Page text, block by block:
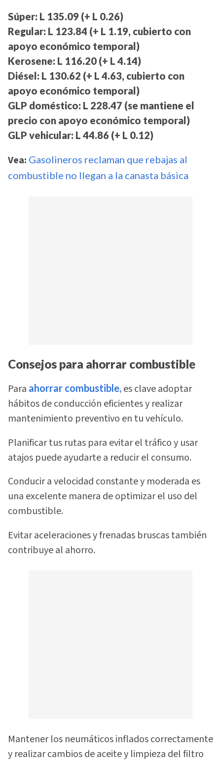
Súper: L 135.09 (+ L 0.26)
Regular: L 123.84 (+ L 1.19, cubierto con
apoyo económico temporal)
Kerosene: L 116.20 (+ L 4.14)
Diésel: L 130.62 (+ L 4.63, cubierto con
apoyo económico temporal)
GLP doméstico: L 228.47 (se mantiene el
precio con apoyo económico temporal)
GLP vehicular: L 44.86 (+ L 0.12)
Vea: Gasolineros reclaman que rebajas al
combustible no llegan a la canasta básica
Consejos para ahorrar combustible
Para ahorrar combustible, es clave adoptar
hábitos de conducción eficientes y realizar
mantenimiento preventivo en tu vehículo.
Planificar tus rutas para evitar el tráfico y usar
atajos puede ayudarte a reducir el consumo.
Conducir a velocidad constante y moderada es
una excelente manera de optimizar el uso del
combustible.
Evitar aceleraciones y frenadas bruscas también
contribuye al ahorro.
Mantener los neumáticos inflados correctamente
y realizar cambios de aceite y limpieza del filtro